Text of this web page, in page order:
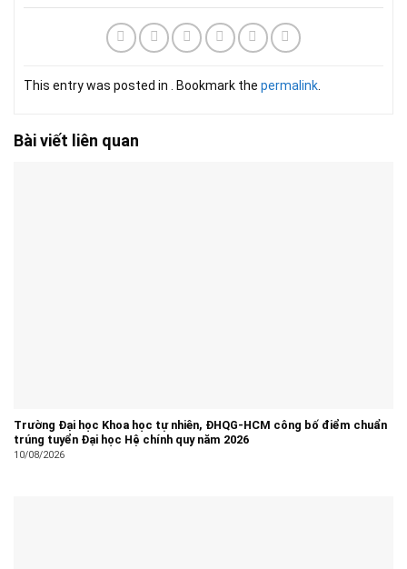
This entry was posted in . Bookmark the permalink
Bài viết liên quan
Trường Đại học Khoa học tự nhiên, ĐHQG-HCM công bố điểm chuẩn
trúng tuyển Đại học Hệ chính quy năm 2026
10/08/2026